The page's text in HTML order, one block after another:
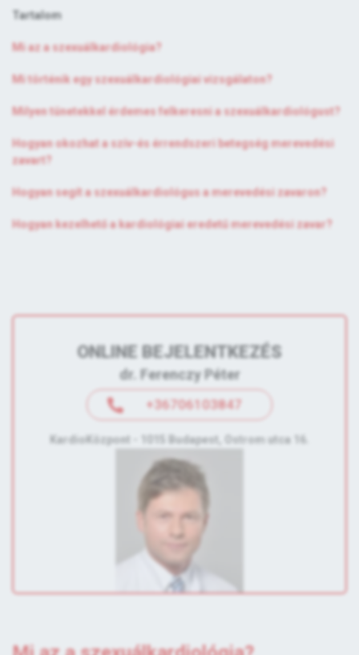
Tartalom
Mi az a szexuálkardiológia?
Mi történik egy szexuálkardiológiai vizsgálaton?
Milyen tünetekkel érdemes felkeresni a szexuálkardiológust?
Hogyan okozhat a szív-és érrendszeri betegség merevedési
zavart?
Hogyan segít a szexuálkardiológus a merevedési zavaron?
Hogyan kezelhető a kardiológiai eredetű merevedési zavar?
ONLINE BEJELENTKEZÉS
dr. Ferenczy Péter
+36706103847
KardioKözpont - 1015 Budapest, Ostrom utca 16.